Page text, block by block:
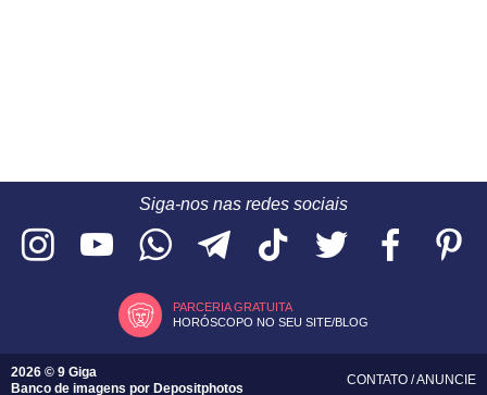
Siga-nos nas redes sociais
PARCERIA GRATUITA
HORÓSCOPO NO SEU SITE/BLOG
2026 © 9 Giga
Banco de imagens por Depositphotos
CONTATO /ANUNCIE